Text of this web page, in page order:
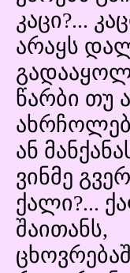
კაცი?...
არაყს
წარბი თუ
ან
ვინმე
ქალი?...
შაითანს,